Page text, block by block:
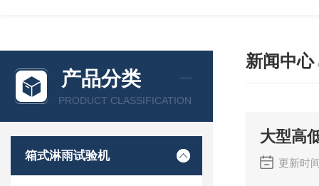
产品分类
PRODUCT CLASSIFICATION
箱式淋雨试验机
新闻中心
大型高
更新时